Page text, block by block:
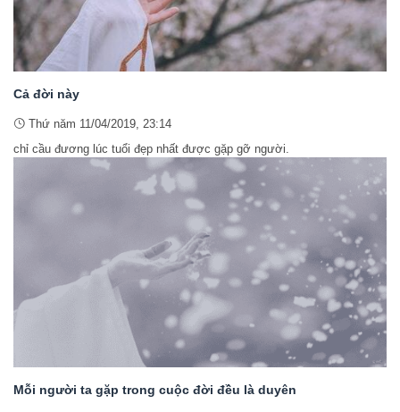
Cả đời này
Thứ năm 11/04/2019, 23:14
chỉ cầu đương lúc tuổi đẹp nhất được gặp gỡ người.
Mỗi người ta gặp trong cuộc đời đều là duyên